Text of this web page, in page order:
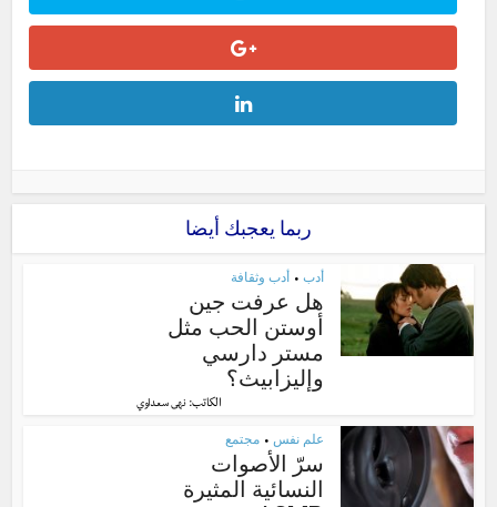
ربما يعجبك أيضا
أدب • أدب وثقافة
هل عرفت جين
أوستن الحب مثل
مستر دارسي
وإليزابيث؟
الكاتب: نهى سعداوي
علم نفس • مجتمع
سرّ الأصوات
النسائية المثيرة